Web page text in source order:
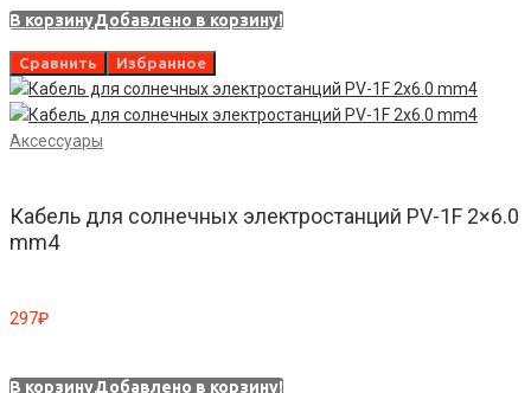
В корзинуДобавлено в корзину!
Сравнить Избранное
Аксессуары
Кабель для солнечных электростанций PV-1F 2×6.0
mm4
297₽
В корзинуДобавлено в корзину!